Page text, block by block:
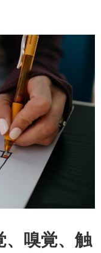
、嗅覚、触